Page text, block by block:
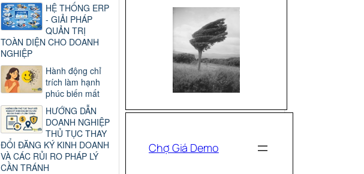
HỆ THỐNG ERP
- GIẢI PHÁP
QUẢN TRỊ
TOÀN DIỆN CHO DOANH
NGHIỆP
Hành động chỉ
trích làm hạnh
phúc biến mất
HƯỚNG DẪN
DOANH NGHIỆP
THỦ TỤC THAY
ĐỔI ĐĂNG KÝ KINH DOANH
VÀ CÁC RỦI RO PHÁP LÝ
CẦN TRÁNH